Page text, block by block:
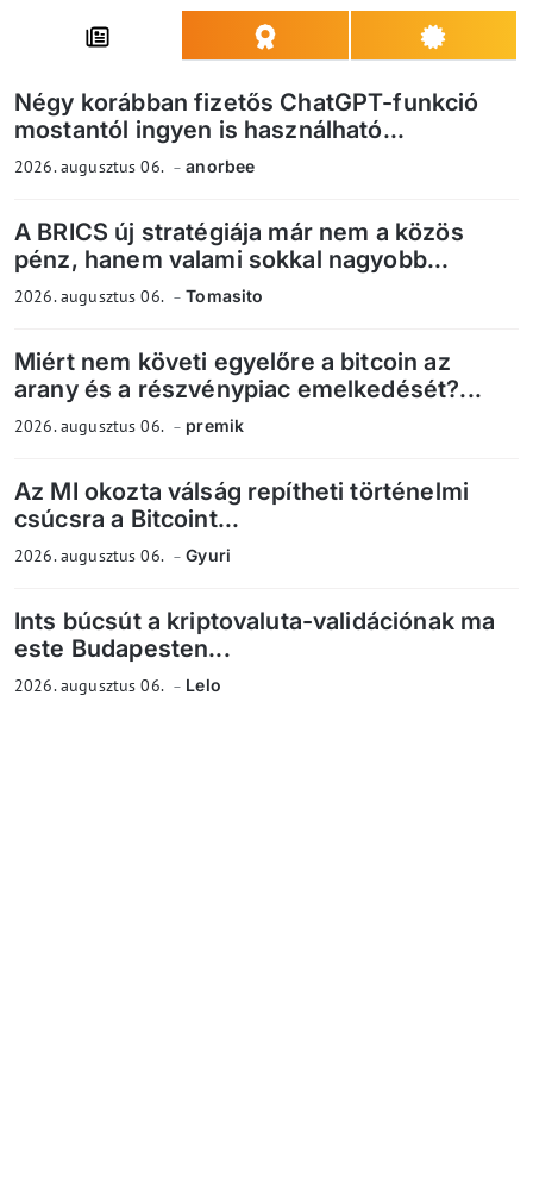
Négy korábban fizetős ChatGPT-funkció
mostantól ingyen is használható...
2026. augusztus 06. anorbee
A BRICS új stratégiája már nem a közös
pénz, hanem valami sokkal nagyobb...
2026. augusztus 06. Tomasito
Miért nem követi egyelőre a bitcoin az
arany és a részvénypiac emelkedését?...
2026. augusztus 06. premik
Az MI okozta válság repítheti történelmi
csúcsra a Bitcoint...
2026. augusztus 06. Gyuri
Ints búcsút a kriptovaluta-validációnak ma
este Budapesten...
2026. augusztus 06. Lelo